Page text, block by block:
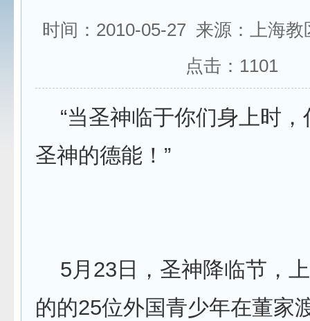
时间：2010-05-27 来源：上海
点击： 1101
“当圣神临于你们身上时，
圣神的德能！”
5月23日，圣神降临节，
的的25位外国青少年在董家